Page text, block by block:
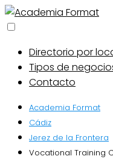
Directorio por
Tipos de
Contacto
Academia Format
Cádiz
Jerez de la Frontera
Vocational Training